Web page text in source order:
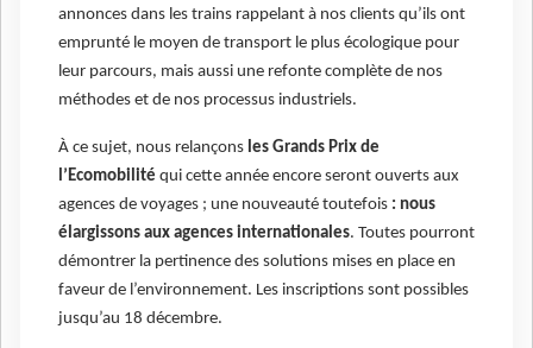
annonces dans les trains rappelant à nos clients qu’ils ont
emprunté le moyen de transport le plus écologique pour
leur parcours, mais aussi une refonte complète de nos
méthodes et de nos processus industriels.
À ce sujet, nous relançons les Grands Prix de
l’Ecomobilité qui cette année encore seront ouverts aux
agences de voyages ; une nouveauté toutefois : nous
élargissons aux agences internationales. Toutes pourront
démontrer la pertinence des solutions mises en place en
faveur de l’environnement. Les inscriptions sont possibles
jusqu’au 18 décembre.